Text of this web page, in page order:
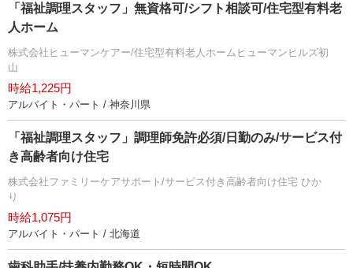
「福祉調理スタッフ」無資格可/シフト相談可/住宅型有料老
人ホーム
株式会社ヒューマンケアー/住宅型有料老人ホームヒューマンヒルズ初
山
時給1,225円
アルバイト・パート / 神奈川県
「福祉調理スタッフ」調理師免許必須/日勤のみ/サービス付
き高齢者向け住宅
株式会社ファミリーケアサポート/サービス付き高齢者向け住宅 ひか
り
時給1,075円
アルバイト・パート / 北海道